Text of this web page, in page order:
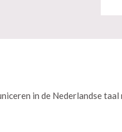
in de Nederlandse taal